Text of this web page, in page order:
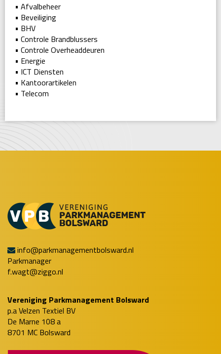
• Afvalbeheer
• Beveiliging
• BHV
• Controle Brandblussers
• Controle Overheaddeuren
• Energie
• ICT Diensten
• Kantoorartikelen
• Telecom
info@parkmanagementbolsward.nl
Parkmanager
f.wagt@ziggo.nl
Vereniging Parkmanagement Bolsward
p.a Velzen Textiel BV
De Marne 108 a
8701 MC Bolsward